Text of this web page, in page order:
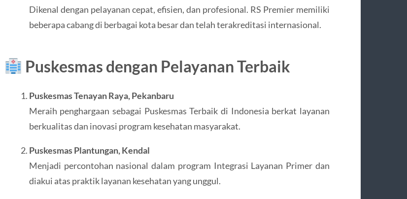
Dikenal dengan pelayanan cepat, efisien, dan profesional. RS Premier memiliki
beberapa cabang di berbagai kota besar dan telah terakreditasi internasional.
Puskesmas dengan Pelayanan Terbaik
Puskesmas Tenayan Raya, Pekanbaru
Meraih penghargaan sebagai Puskesmas Terbaik di Indonesia berkat layanan
berkualitas dan inovasi program kesehatan masyarakat.
Puskesmas Plantungan, Kendal
Menjadi percontohan nasional dalam program Integrasi Layanan Primer dan
diakui atas praktik layanan kesehatan yang unggul.